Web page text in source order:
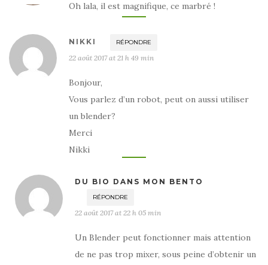
Oh lala, il est magnifique, ce marbré !
NIKKI RÉPONDRE
22 août 2017 at 21 h 49 min
Bonjour,
Vous parlez d’un robot, peut on aussi utiliser
un blender?
Merci
Nikki
DU BIO DANS MON BENTO
RÉPONDRE
22 août 2017 at 22 h 05 min
Un Blender peut fonctionner mais attention
de ne pas trop mixer, sous peine d’obtenir un